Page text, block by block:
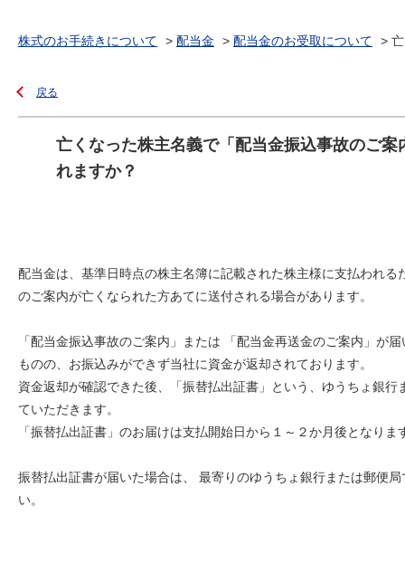
株式のお手続きについて > 配当金 > 配当金のお受取について >
戻る
亡くなった株主名義で「配当金振込事故のご
れますか？
配当金は、基準日時点の株主名簿に記載された株主様に支払われ
のご案内が亡くなられた方あてに送付される場合があります。
「配当金振込事故のご案内」または 「配当金再送金のご案内」が
ものの、お振込みができず当社に資金が返却されております。
資金返却が確認できた後、「振替払出証書」という、ゆうちょ銀
ていただきます。
「振替払出証書」のお届けは支払開始日から１～２か月後となりま
振替払出証書が届いた場合は、 最寄りのゆうちょ銀行または郵便
い。